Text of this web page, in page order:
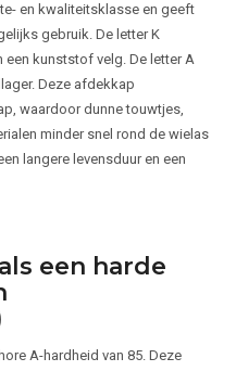
en kwaliteitsklasse en geeft
gebruik. De letter K
een kunststof velg. De letter A
Deze afdekkap
waardoor dunne touwtjes,
minder snel rond de wielas
langere levensduur en een
een harde
A-hardheid van 85. Deze